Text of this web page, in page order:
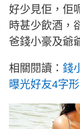
好少見佢，佢
時甚少飲酒，
爸錢小豪及爺
相關閱讀： 錢
曝光好友4字